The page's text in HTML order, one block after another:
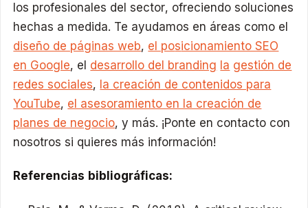
los profesionales del sector, ofreciendo soluciones
hechas a medida. Te ayudamos en áreas como el
diseño de páginas web, el posicionamiento SEO
en Google, el desarrollo del branding la gestión de
redes sociales, la creación de contenidos para
YouTube, el asesoramiento en la creación de
planes de negocio, y más. ¡Ponte en contacto con
nosotros si quieres más información!
Referencias bibliográficas: